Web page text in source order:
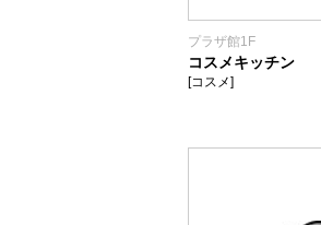
プラザ館1F
コスメキッチン
[コスメ]